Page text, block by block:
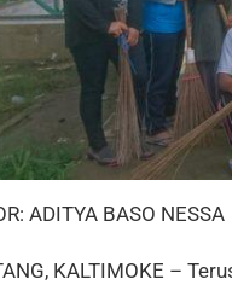
ADITYA BASO NESSA
KALTIMOKE –